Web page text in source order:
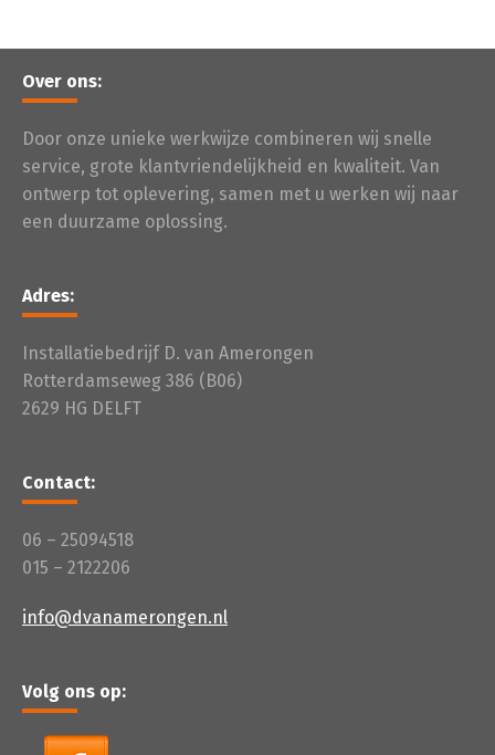
Over ons:
Door onze unieke werkwijze combineren wij snelle
service, grote klantvriendelijkheid en kwaliteit. Van
ontwerp tot oplevering, samen met u werken wij naar
een duurzame oplossing.
Adres:
Installatiebedrijf D. van Amerongen
Rotterdamseweg 386 (B06)
2629 HG DELFT
Contact:
06 – 25094518
015 – 2122206
info@dvanamerongen.nl
Volg ons op: